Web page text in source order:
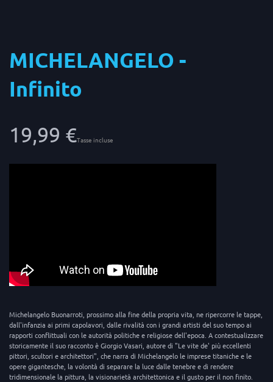
MICHELANGELO -
Infinito
19,99 €Tasse incluse
Michelangelo Buonarroti, prossimo alla fine della propria vita, ne ripercorre le tappe,
dall'infanzia ai primi capolavori, dalle rivalità con i grandi artisti del suo tempo ai
rapporti conflittuali con le autorità politiche e religiose dell'epoca. A contestualizzare
storicamente il suo racconto è Giorgio Vasari, autore di "Le vite de' più eccellenti
pittori, scultori e architettori", che narra di Michelangelo le imprese titaniche e le
opere gigantesche, la volontà di separare la luce dalle tenebre e di rendere
tridimensionale la pittura, la visionarietà architettonica e il gusto per il non finito.